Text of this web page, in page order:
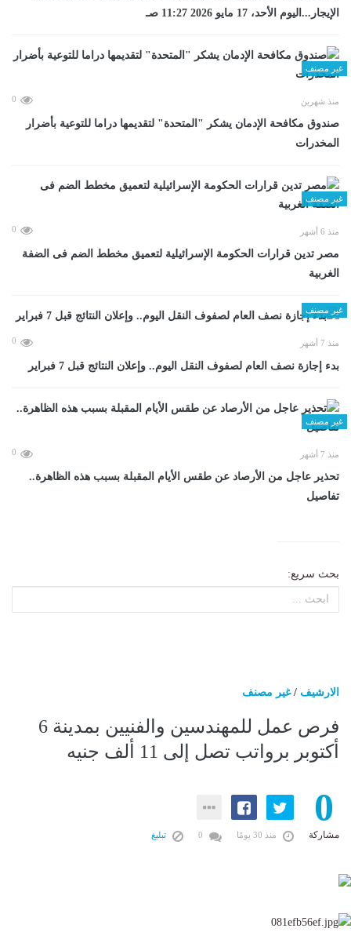
الإيجار...اليوم الأحد، 17 مايو 2026 11:27 صـ
غير مصنف
منذ شهرين 0
صندوق مكافحة الإدمان يشكر "المتحدة" لتقديمها دراما للتوعية بأضرار
المخدرات
غير مصنف
منذ 6 أشهر 0
مصر تدين قرارات الحكومة الإسرائيلية لتعميق مخطط الضم فى الضفة
الغربية
غير مصنف
منذ 7 أشهر 0
بدء إجازة نصف العام لصفوف النقل اليوم.. وإعلان النتائج قبل 7 فبراير
غير مصنف
منذ 7 أشهر 0
تحذير عاجل من الأرصاد عن طقس الأيام المقبلة بسبب هذه الظاهرة..
تفاصيل
بحث سريع:
الارشيف /غير مصنف
فرص عمل للمهندسين والفنيين بمدينة 6
أكتوبر برواتب تصل إلى 11 ألف جنيه
0
مشاركة منذ 30 يومًا تبليغ